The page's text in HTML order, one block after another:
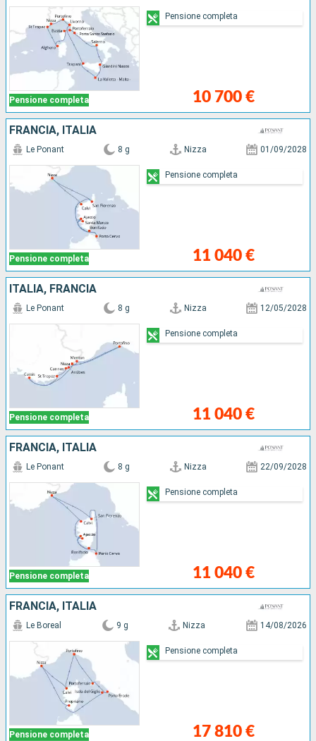
Pensione completa 10 700 €
Pensione completa
FRANCIA, ITALIA
Pensione completa
Le Ponant 8 g Nizza 01/09/2028
11 040 €
Pensione completa
ITALIA, FRANCIA
Pensione completa
Le Ponant 8 g Nizza 12/05/2028
11 040 €
Pensione completa
FRANCIA, ITALIA
Pensione completa
Le Ponant 8 g Nizza 22/09/2028
11 040 €
Pensione completa
FRANCIA, ITALIA
Pensione completa
Le Boreal 9 g Nizza 14/08/2026
17 810 €
Pensione completa